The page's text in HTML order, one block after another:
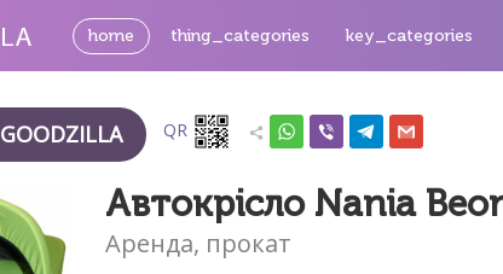
home thing_categories key_categories
GOODZILLA QR
Автокрісло Nania
Аренда, прокат